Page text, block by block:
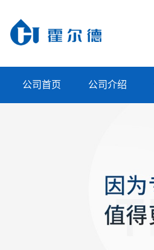
公司首页 公司介绍